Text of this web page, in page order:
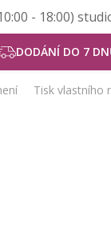
- 18:00)
DODÁNÍ DO 7
Tisk vlastního